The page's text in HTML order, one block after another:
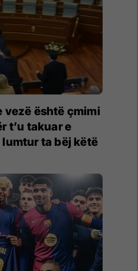
vezë është çmimi
t’u takuar e
ta bëj këtë